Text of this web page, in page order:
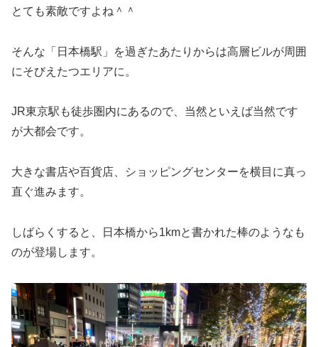
とても素敵ですよね＾＾
そんな「日本橋駅」を過ぎたあたりからは高層ビルが周囲
にそびえたつエリアに。
JR東京駅も徒歩圏内にあるので、当然といえば当然です
が大都会です。
大きな書店や百貨店、ショッピングセンターを横目に真っ
直ぐ進みます。
しばらくすると、日本橋から1kmと書かれた棒のようなも
のが登場します。